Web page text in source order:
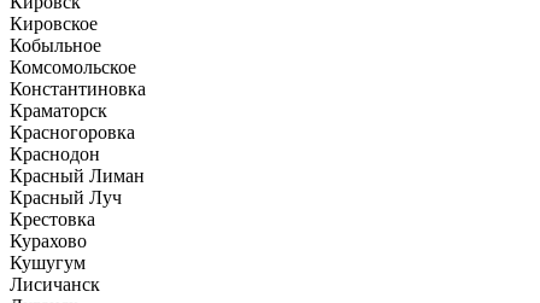
Кировское
Кобыльное
Комсомольское
Константиновка
Краматорск
Красногоровка
Краснодон
Красный Лиман
Красный Луч
Крестовка
Курахово
Кушугум
Лисичанск